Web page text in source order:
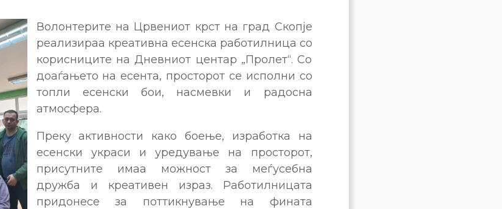
Волонтерите на Црвениот крст на град Скопје
реализираа креативна есенска работилница со
корисниците на Дневниот центар „Пролет“. Со
доаѓањето на есента, просторот се исполни со
топли есенски бои, насмевки и радосна
атмосфера.
Преку активности како боење, изработка на
есенски украси и уредување на просторот,
присутните имаа можност за меѓусебна
дружба и креативен израз. Работилницата
придонесе за поттикнување на фината